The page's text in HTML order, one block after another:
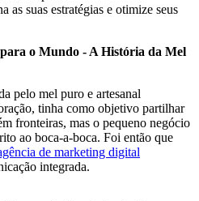
suas estratégias e otimize seus
o Mundo - A História da Mel
pelo mel puro e artesanal
tinha como objetivo partilhar
fronteiras, mas o pequeno negócio
ao boca-a-boca. Foi então que
de marketing digital
integrada.